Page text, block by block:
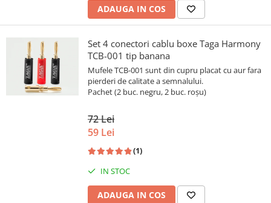
ADAUGA IN COS
Set 4 conectori cablu boxe Taga Harmony
TCB-001 tip banana
Mufele TCB-001 sunt din cupru placat cu aur fara
pierderi de calitate a semnalului.
Pachet (2 buc. negru, 2 buc. roșu)
72 Lei
59 Lei
(1)
IN STOC
ADAUGA IN COS